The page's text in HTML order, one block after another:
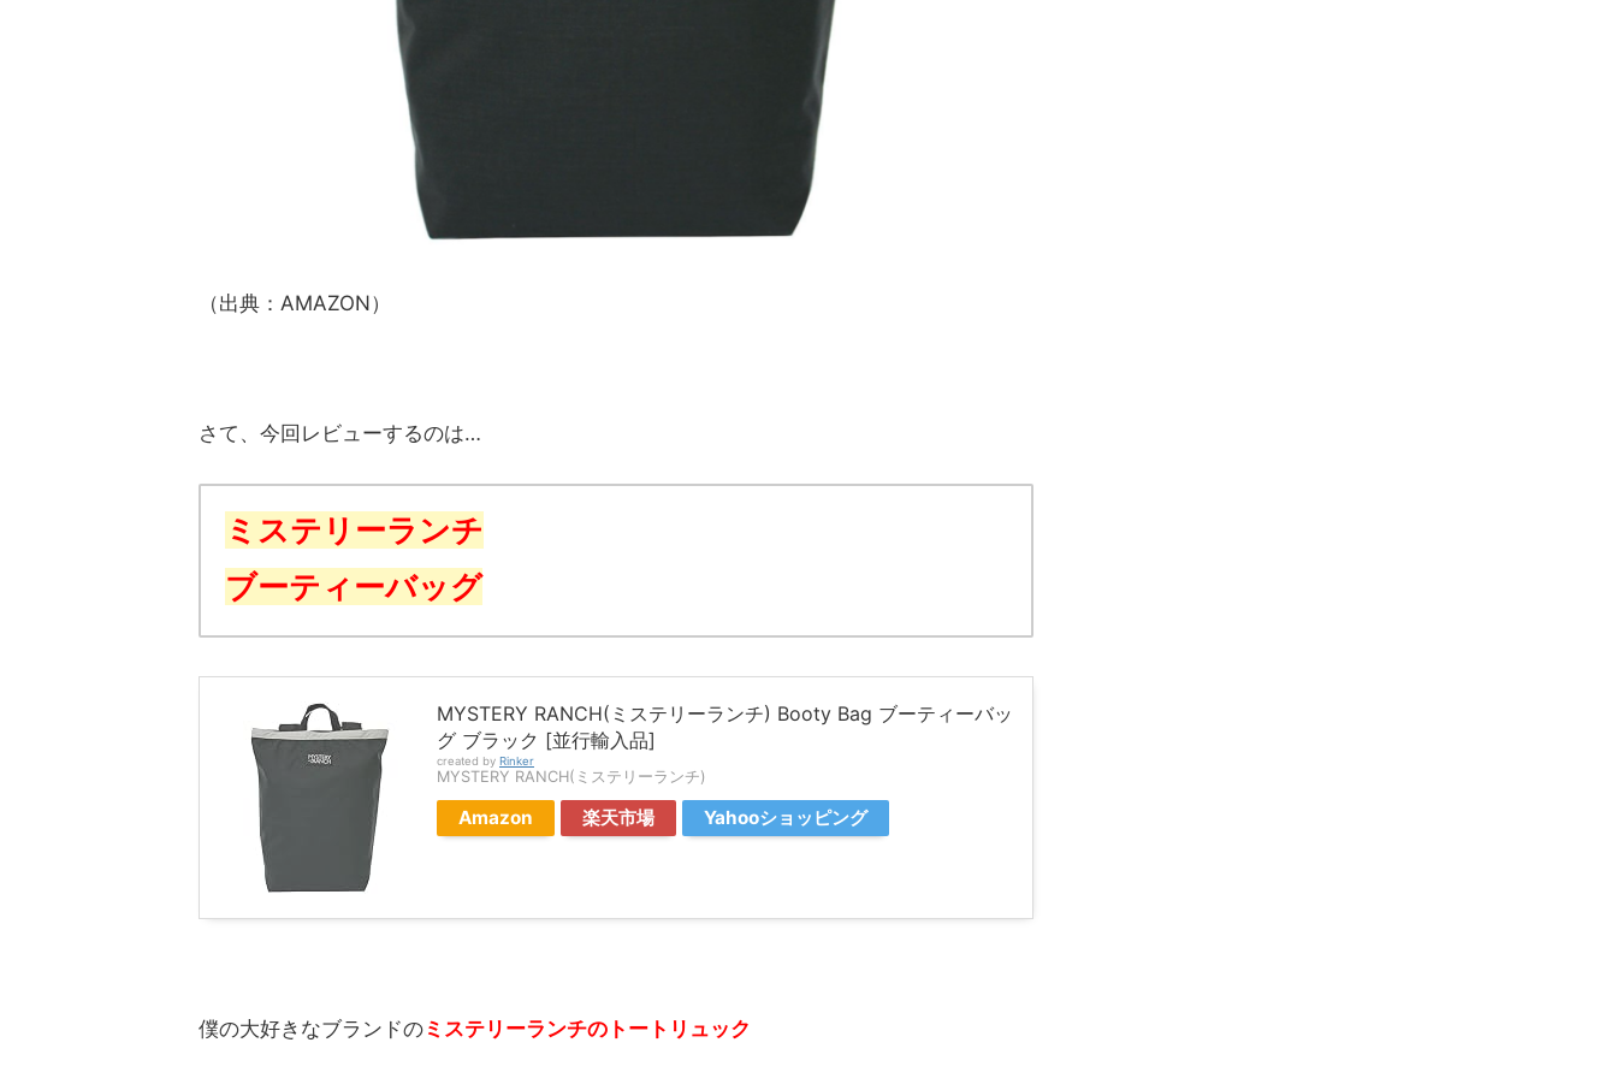
（出典：AMAZON）
さて、今回レビューするのは…
ミステリーランチ
ブーティーバッグ
MYSTERY RANCH(ミステリーランチ) Booty Bag ブーティーバッ
グ ブラック [並行輸入品]
created by Rinker
MYSTERY RANCH(ミステリーランチ)
Amazon 楽天市場 Yahooショッピング
僕の大好きなブランドの ミステリーランチのトートリュック